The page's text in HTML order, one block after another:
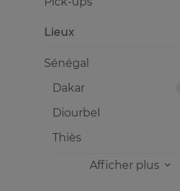
Lieux
Sénégal
Dakar
Diourbel
Thiès
Afficher plus